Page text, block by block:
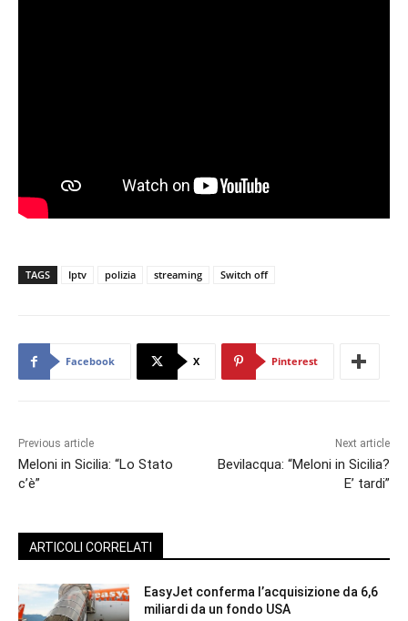
TAGS Iptv polizia streaming Switch off
Facebook X Pinterest
Previous article
Meloni in Sicilia: “Lo Stato
c’è”
Next article
Bevilacqua: “Meloni in Sicilia?
E’ tardi”
ARTICOLI CORRELATI
EasyJet conferma l’acquisizione da 6,6
miliardi da un fondo USA